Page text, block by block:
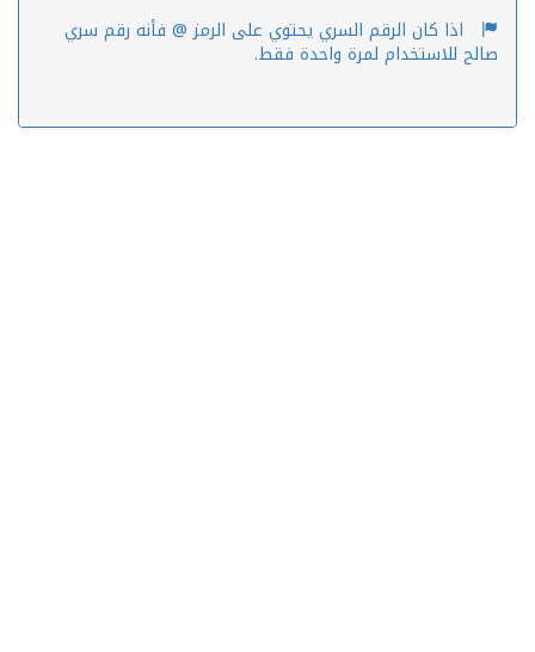
اذا كان الرقم السري يحتوي على الرمز @ فأنه رقم سري
صالح للاستخدام لمرة واحدة فقط.